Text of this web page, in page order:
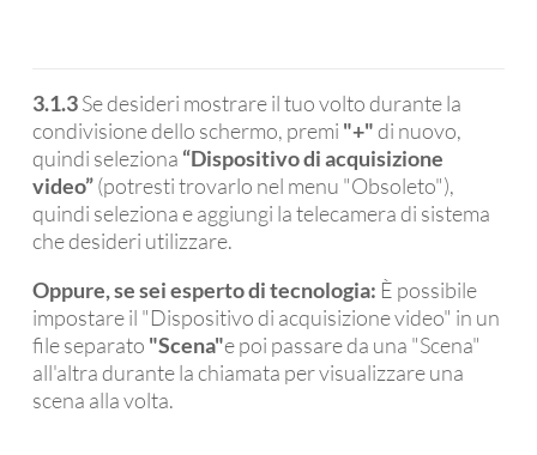
3.1.3Se desideri mostrare il tuo volto durante la
condivisione dello schermo, premi "+"di nuovo,
quindi seleziona “Dispositivo di acquisizione
video”(potresti trovarlo nel menu "Obsoleto"),
quindi seleziona e aggiungi la telecamera di sistema
che desideri utilizzare.
Oppure, se sei esperto di tecnologia: È possibile
impostare il "Dispositivo di acquisizione video" in un
file separato "Scena"e poi passare da una "Scena"
all'altra durante la chiamata per visualizzare una
scena alla volta.